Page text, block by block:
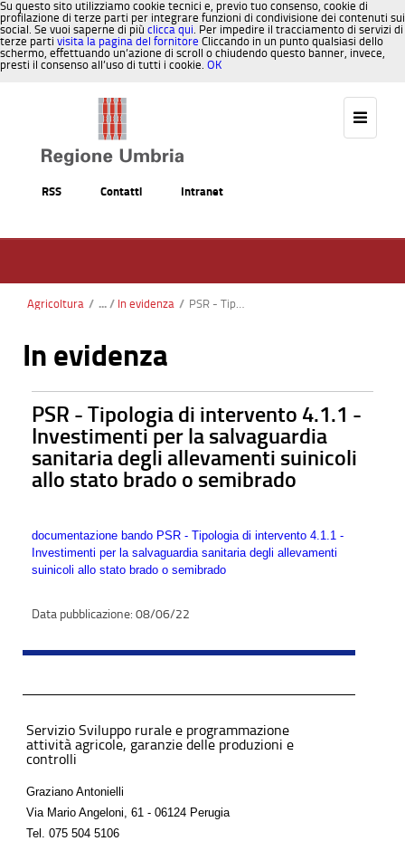
Su questo sito utilizziamo cookie tecnici e, previo tuo consenso, cookie di
profilazione di terze parti per integrare funzioni di condivisione dei contenuti sui
social. Se vuoi saperne di più clicca qui. Per impedire il tracciamento di servizi di
terze parti visita la pagina del fornitore Cliccando in un punto qualsiasi dello
schermo, effettuando un’azione di scroll o chiudendo questo banner, invece,
presti il consenso all’uso di tutti i cookie. OK
RSS Contatti Intranet
Agricoltura / In evidenza / PSR - Tipologia di intervento 4.1.1 - Investimenti per la salvaguardia sanitaria degli allevamenti suinicoli allo stato brado o semibrado
In evidenza
PSR - Tipologia di intervento 4.1.1 -
Investimenti per la salvaguardia
sanitaria degli allevamenti suinicoli
allo stato brado o semibrado
documentazione bando PSR - Tipologia di intervento 4.1.1 -
Investimenti per la salvaguardia sanitaria degli allevamenti
suinicoli allo stato brado o semibrado
08/06/22
Servizio Sviluppo rurale e programmazione
attività agricole, garanzie delle produzioni e
controlli
Graziano Antonielli
Via Mario Angeloni, 61 - 06124 Perugia
Tel.
075 504 5106